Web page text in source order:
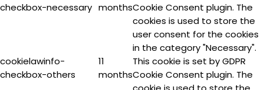
checkbox-necessary monthsCookie Consent plugin. The
cookies is used to store the
user consent for the cookies
in the category "Necessary".
cookielawinfo-
checkbox-others
11
months
This cookie is set by GDPR
Cookie Consent plugin. The